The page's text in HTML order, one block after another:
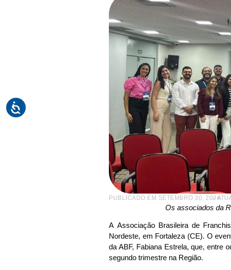
PUBLICADO EM SETEMBRO 30, 2024
–
Os associados da
A Associação Brasileira de
Nordeste, em Fortaleza (CE). O
da ABF, Fabiana Estrela, que, entre
segundo trimestre na Região.